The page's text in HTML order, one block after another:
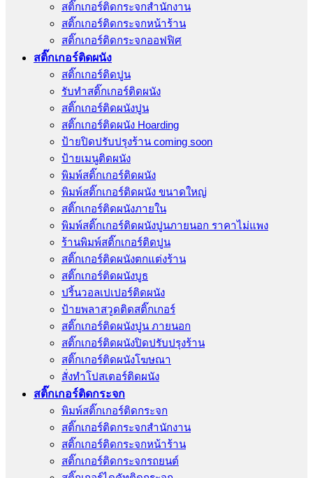
สติ๊กเกอร์ติดกระจกสำนักงาน
สติ๊กเกอร์ติดกระจกหน้าร้าน
สติ๊กเกอร์ติดกระจกออฟฟิศ
สติ๊กเกอร์ติดผนัง
สติ๊กเกอร์ติดปูน
รับทำสติ๊กเกอร์ติดผนัง
สติ๊กเกอร์ติดผนังปูน
สติ๊กเกอร์ติดผนัง Hoarding
ป้ายปิดปรับปรุงร้าน coming soon
ป้ายเมนูติดผนัง
พิมพ์สติ๊กเกอร์ติดผนัง
พิมพ์สติ๊กเกอร์ติดผนัง ขนาดใหญ่
สติ๊กเกอร์ติดผนังภายใน
พิมพ์สติ๊กเกอร์ติดผนังปูนภายนอก ราคาไม่แพง
ร้านพิมพ์สติ๊กเกอร์ติดปูน
สติ๊กเกอร์ติดผนังตกแต่งร้าน
สติ๊กเกอร์ติดผนังบูธ
ปริ้นวอลเปเปอร์ติดผนัง
ป้ายพลาสวูดติดสติ๊กเกอร์
สติ๊กเกอร์ติดผนังปูน ภายนอก
สติ๊กเกอร์ติดผนังปิดปรับปรุงร้าน
สติ๊กเกอร์ติดผนังโฆษณา
สั่งทําโปสเตอร์ติดผนัง
สติ๊กเกอร์ติดกระจก
พิมพ์สติ๊กเกอร์ติดกระจก
สติ๊กเกอร์ติดกระจกสำนักงาน
สติ๊กเกอร์ติดกระจกหน้าร้าน
สติ๊กเกอร์ติดกระจกรถยนต์